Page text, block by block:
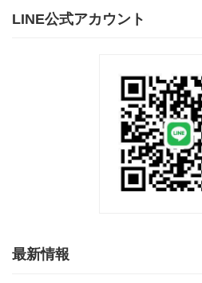
LINE公式アカウント
最新情報